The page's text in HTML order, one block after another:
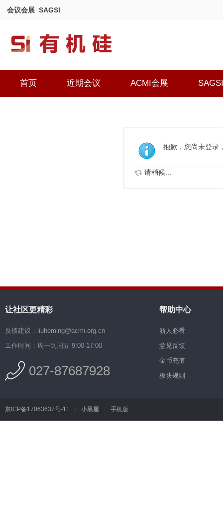
会议会展 SAGSI
首页 近期会议 ACMI会展 SAGSI
抱歉，您尚未登录
请稍候...
让社区更精彩
反馈建议：liuheming@acmi.org.cn
工作时间：周一到周五 9:00-17:00
027-87687928
帮助中心
新人必看
意见反馈
金币充值
板块规则
京ICP备17063637号-11 小黑屋 手机版